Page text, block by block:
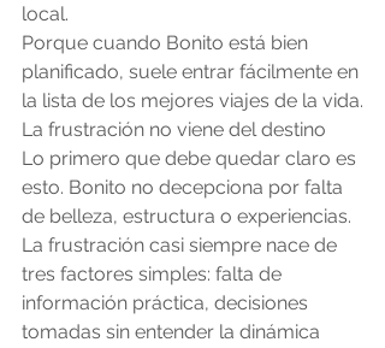
local.
Porque cuando Bonito está bien
planificado, suele entrar fácilmente en
la lista de los mejores viajes de la vida.
La frustración no viene del destino
Lo primero que debe quedar claro es
esto. Bonito no decepciona por falta
de belleza, estructura o experiencias.
La frustración casi siempre nace de
tres factores simples: falta de
información práctica, decisiones
tomadas sin entender la dinámica